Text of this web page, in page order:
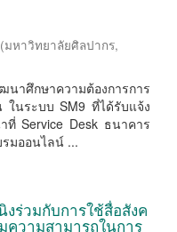
(มหาวิทยาลัยศิลปากร,
นาศึกษาความต้องการการ
ในระบบ SM9 ที่ได้รับแจ้ง
ที่ Service Desk ธนาคาร
มออนไลน์ ...
งร่วมกับการใช้สื่อสังค
ความสามารถในการ